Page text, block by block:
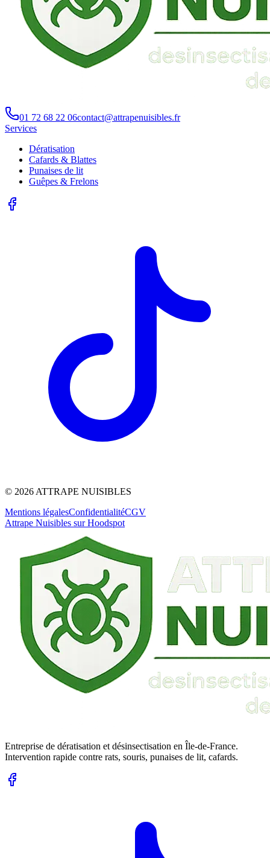
01 72 68 22 06contact@attrapenuisibles.fr
Services
Dératisation
Cafards & Blattes
Punaises de lit
Guêpes & Frelons
© 2026 ATTRAPE NUISIBLES
Mentions légalesConfidentialitéCGV
Attrape Nuisibles sur Hoodspot
Entreprise de dératisation et désinsectisation en Île-de-France.
Intervention rapide contre rats, souris, punaises de lit, cafards.